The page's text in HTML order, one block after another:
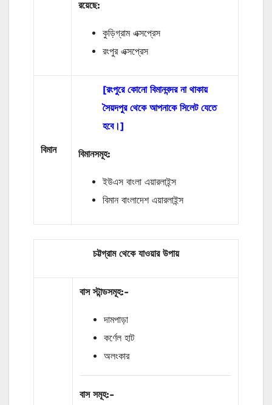
রয়েছে:
কুড়িগ্রাম এক্সপ্রেস
রংপুর এক্সপ্রেস
বিমান
[রংপুরে কোনো বিমানবন্দর না থাকায়
সৈয়দপুর থেকে আপনাকে সিলেট যেতে
হবে।]
বিমানসমূহ:
ইউএস বাংলা এয়ারলাইন্স
বিমান বাংলাদেশ এয়ারলাইন্স
চট্টগ্রাম থেকে যাওয়ার উপায়
বাস স্টান্ডসমূহ:-
দামপাড়া
কর্ণেল হাট
অলংকার
বাস সমূহ:-